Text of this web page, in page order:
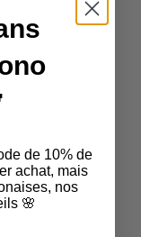
de 10% de
achat, mais
nos
🌸